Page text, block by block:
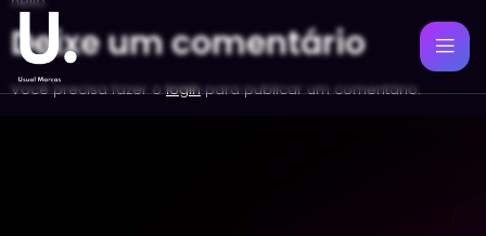
Deixe um comentário
Você precisa fazer ologinpara publicar um comentário.